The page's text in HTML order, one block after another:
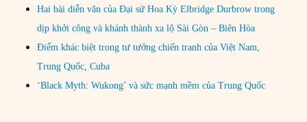
Hai bài diễn văn của Đại sứ Hoa Kỳ Elbridge Durbrow trong
dịp khởi công và khánh thành xa lộ Sài Gòn – Biên Hòa
Điểm khác biệt trong tư tưởng chiến tranh của Việt Nam,
Trung Quốc, Cuba
‘Black Myth: Wukong’ và sức mạnh mềm của Trung Quốc